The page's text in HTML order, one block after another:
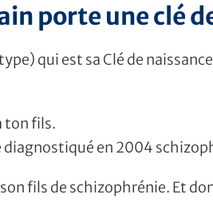
porte une clé
qui est sa Clé de
ton fils.
diagnostiqué en 2004
fils de schizophrénie. Et